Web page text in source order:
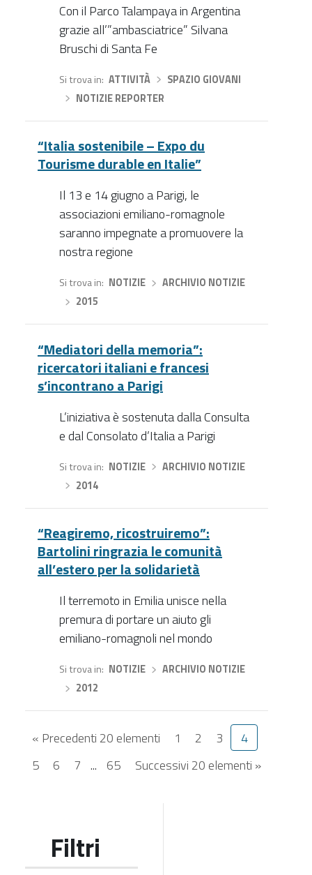
Con il Parco Talampaya in Argentina
grazie all’”ambasciatrice” Silvana
Bruschi di Santa Fe
Si trova in ATTIVITÀ›
SPAZIO GIOVANI
NOTIZIE REPORTER
“Italia sostenibile – Expo du
Tourisme durable en Italie”
Il 13 e 14 giugno a Parigi, le
associazioni emiliano-romagnole
saranno impegnate a promuovere la
nostra regione
Si trova in NOTIZIE›
ARCHIVIO NOTIZIE
2015
“Mediatori della memoria”:
ricercatori italiani e francesi
s’incontrano a Parigi
L’iniziativa è sostenuta dalla Consulta
e dal Consolato d’Italia a Parigi
Si trova in NOTIZIE›
ARCHIVIO NOTIZIE
2014
“Reagiremo, ricostruiremo”:
Bartolini ringrazia le comunità
all’estero per la solidarietà
Il terremoto in Emilia unisce nella
premura di portare un aiuto gli
emiliano-romagnoli nel mondo
Si trova in NOTIZIE›
ARCHIVIO NOTIZIE
2012
« Precedenti 20 elementi
Successivi 20 elementi »
1 2 3
4
5
6 7 ... 65